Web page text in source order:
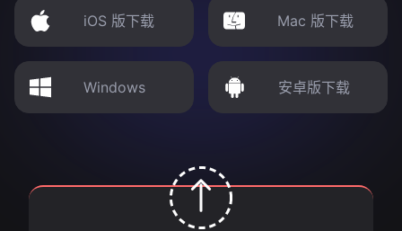
iOS 版下载 Mac 版下载
Windows 安卓版下载